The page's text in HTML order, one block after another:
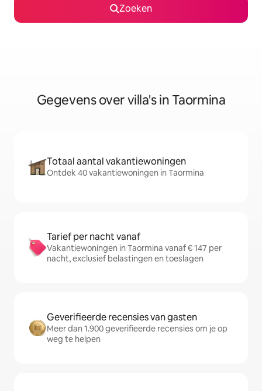
Zoeken
Gegevens over villa's in Taormina
Totaal aantal vakantiewoningen
Ontdek 40 vakantiewoningen in Taormina
Tarief per nacht vanaf
Vakantiewoningen in Taormina vanaf € 147 per
nacht, exclusief belastingen en toeslagen
Geverifieerde recensies van gasten
Meer dan 1.900 geverifieerde recensies om je op
weg te helpen